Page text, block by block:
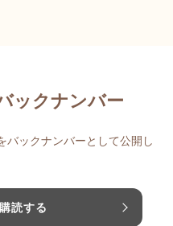
ックナンバー
バックナンバーとして公開し
読する